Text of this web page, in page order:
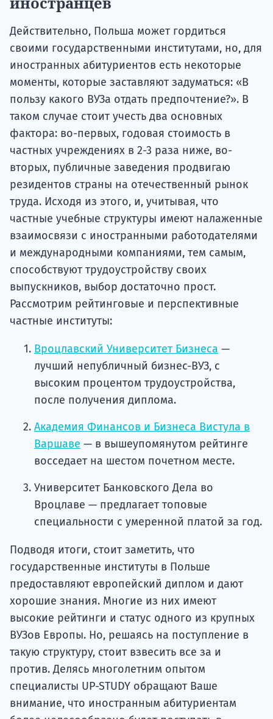
Действительно, Польша может гордиться
своими государственными институтами, но, для
иностранных абитуриентов есть некоторые
моменты, которые заставляют задуматься: «В
пользу какого ВУЗа отдать предпочтение?». В
таком случае стоит учесть два основных
фактора: во-первых, годовая стоимость в
частных учреждениях в 2-3 раза ниже, во-
вторых, публичные заведения продвигаю
резидентов страны на отечественный рынок
труда. Исходя из этого, и, учитывая, что
частные учебные структуры имеют налаженные
взаимосвязи с иностранными работодателями
и международными компаниями, тем самым,
способствуют трудоустройству своих
выпускников, выбор достаточно прост.
Рассмотрим рейтинговые и перспективные
частные институты:
Вроцлавский Университет Бизнеса —
лучший непубличный бизнес-ВУЗ, с
высоким процентом трудоустройства,
после получения диплома.
Академия Финансов и Бизнеса Вистула в
Варшаве — в вышеупомянутом рейтинге
восседает на шестом почетном месте.
Университет Банковского Дела во
Вроцлаве — предлагает топовые
специальности с умеренной платой за год.
Подводя итоги, стоит заметить, что
государственные институты в Польше
предоставляют европейский диплом и дают
хорошие знания. Многие из них имеют
высокие рейтинги и статус одного из крупных
ВУЗов Европы. Но, решаясь на поступление в
такую структуру, стоит взвесить все за и
против. Делясь многолетним опытом
специалисты UP-STUDY обращают Ваше
внимание, что иностранным абитуриентам